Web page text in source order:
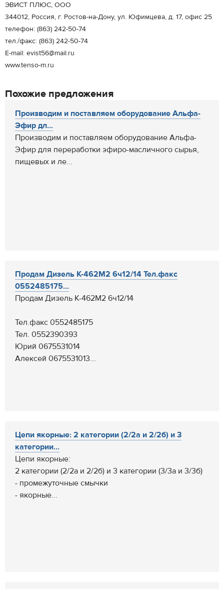
ЭВИСТ ПЛЮС, ООО
344012, Россия, г. Ростов-на-Дону, ул. Юфимцева, д. 17, офис 25
телефон: (863) 242-50-74
тел./факс: (863) 242-50-74
Е-mail: evist56@mail.ru
www.tenso-m.ru
Похожие предложения
Производим и поставляем оборудование Альфа-
Эфир дл...
Производим и поставляем оборудование Альфа-
Эфир для переработки эфиро-масличного сырья,
пищевых и ле...
Продам Дизель К-462М2 6ч12/14 Тел.факс
0552485175...
Продам Дизель К-462М2 6ч12/14
Тел.факс 0552485175
Тел. 0552390393
Юрий 0675531014
Алексей 0675531013...
Цепи якорные: 2 категории (2/2а и 2/2б) и 3
категории...
Цепи якорные:
2 категории (2/2а и 2/2б) и 3 категории (3/3а и 3/3б)
- промежуточные смычки
- якорные...